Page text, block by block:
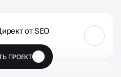
от SEO
показывается в
ПРОЕКТ